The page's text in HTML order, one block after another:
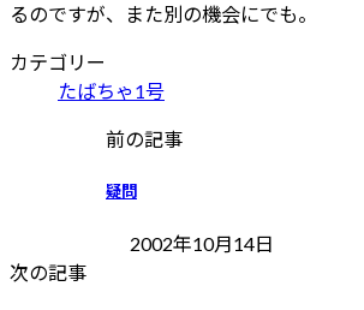
るのですが、また別の機会にでも。
カテゴリー
たばちゃ1号
前の記事
疑問
2002年10月14日
次の記事